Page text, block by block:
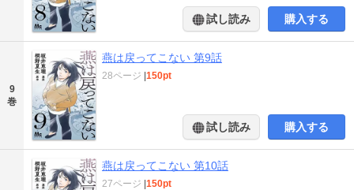
試し読み 購入する
9
巻
燕は戻ってこない 第9話
28ページ |150pt
試し読み 購入する
燕は戻ってこない 第10話
27ページ |150pt